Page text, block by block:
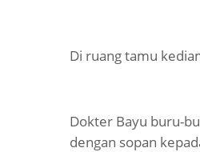
Di ruang tamu
Dokter Bayu buru-
dengan sopan